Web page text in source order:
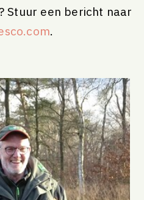
Stuur een bericht naar
.